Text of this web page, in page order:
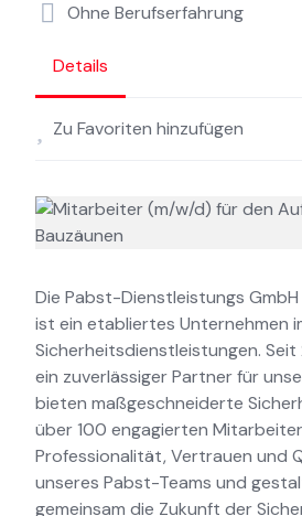
Ohne Berufserfahrung
Details
Zu Favoriten hinzufügen
Die Pabst-Dienstleistungs
ist ein etabliertes Unternehmen
Sicherheitsdienstleistungen.
ein zuverlässiger Partner für
bieten maßgeschneiderte
über 100 engagierten
Professionalität, Vertrauen und
unseres Pabst-Teams und
gemeinsam die Zukunft der